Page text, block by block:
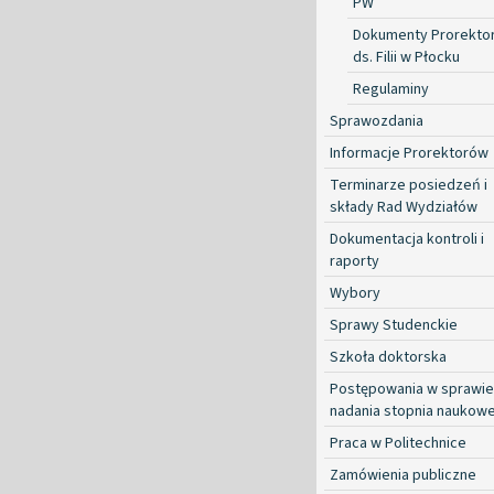
Dokumenty
ds. Filii w Płocku
Regulaminy
Sprawozdania
Informacje Prorektorów
Terminarze posiedzeń i
składy Rad Wydziałów
Dokumentacja kontroli i
raporty
Wybory
Sprawy Studenckie
Szkoła doktorska
Postępowania w sprawie
nadania stopnia
Praca w Politechnice
Zamówienia publiczne